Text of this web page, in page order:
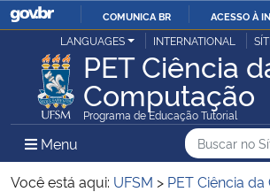
IR
PARA
O
CONTEÚDO
COMUNICA BR ACESSO À
Ministério da Justiça e Segurança Pública
Ministério da Defesa
Ministério das Relações Exteriores
LANGUAGES INTERNATIONAL
PET Ciência
Computação
Programa de Educação Tutorial
Menu Menu Principal do Sítio
Busca
Buscar
Busca:
Você está aqui: UFSM > PET Ciência